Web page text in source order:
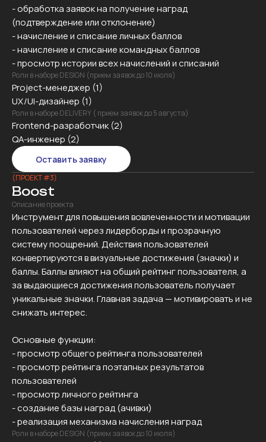
- обработка заявок на получение наград
(подтверждение или отклонение)
- начисление и списание личных баллов
- начисление и списание командных баллов
- просмотр истории всех начислений и списаний
Роли в наборе DESIGN (прием заявок до 10 июля)
Project-менеджер (1)
UX/UI-дизайнер (1)
Роли в наборе DELIVERY ( прием заявок до 5 августа)
Frontend-разработчик (2)
QA-инженер (2)
Оставить заявку
(ПРОЕКТ #3)
Boost
Описание проекта
Инструмент для повышения вовлеченности и мотивации
пользователей через лидерборды и прозрачную
систему поощрений. Действия пользователей
конвертируются в визуальные достижения (значки) и
баллы. Баллы влияют на общий рейтинг пользователя, а
за выдающиеся достижения пользователь получает
уникальные значки. Главная задача — мотивировать и не
снижать интерес.
Основные функции:
- просмотр общего рейтинга пользователей
- просмотр рейтинга поэтапных результатов
пользователей
- просмотр личного рейтинга
- создание базы наград (ачивки)
- реализация механизма начисления наград
Роли в наборе DESIGN (прием заявок до 10 июля)